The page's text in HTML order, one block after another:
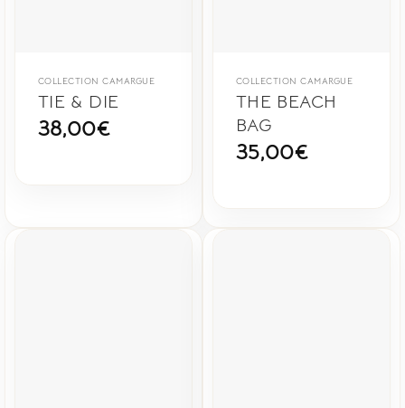
COLLECTION CAMARGUE
TIE & DIE
38,00€
COLLECTION CAMARGUE
THE BEACH
BAG
35,00€